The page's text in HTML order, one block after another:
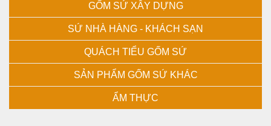
GỐM SỨ XÂY DỰNG
SỨ NHÀ HÀNG - KHÁCH SẠN
QUÁCH TIỂU GỐM SỨ
SẢN PHẨM GỐM SỨ KHÁC
ẨM THỰC